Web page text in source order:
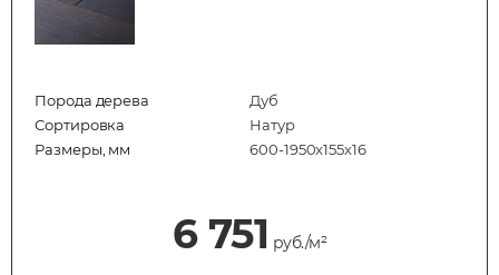
Порода дерева
Дуб
Сортировка
Натур
Размеры, мм
600-1950x155x16
6 751 руб./м²